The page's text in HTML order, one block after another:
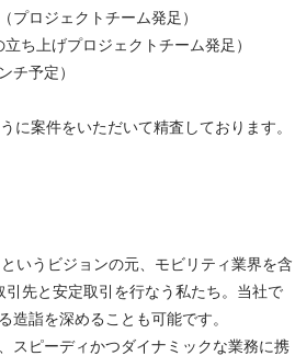
プロジェクトチーム発足）
ち上げプロジェクトチーム発足）
チ予定）
に案件をいただいて精査しております。
いうビジョンの元、モビリティ業界を含
先と安定取引を行なう私たち。当社で
詣を深めることも可能です。
スピーディかつダイナミックな業務に携